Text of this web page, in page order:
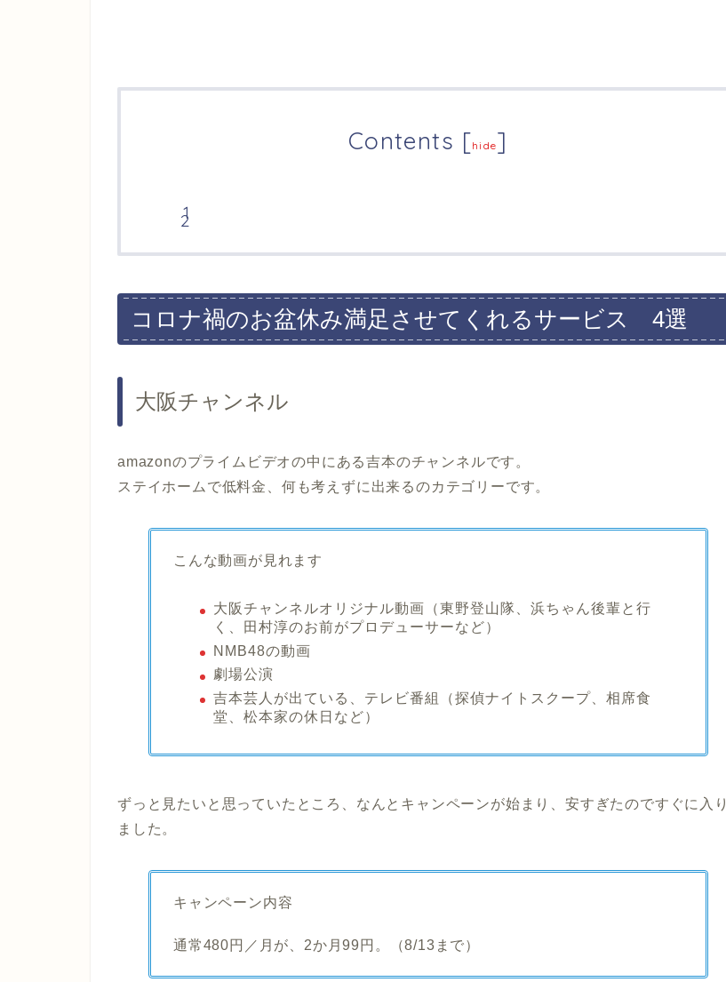
Contents [hide]
コロナ禍のお盆休み満足させてくれるサービス 4選
大阪チャンネル
amazonのプライムビデオの中にある吉本のチャンネルです。
ステイホームで低料金、何も考えずに出来るのカテゴリーです。
こんな動画が見れます
大阪チャンネルオリジナル動画（東野登山隊、浜ちゃん後輩と行
く、田村淳のお前がプロデューサーなど）
NMB48の動画
劇場公演
吉本芸人が出ている、テレビ番組（探偵ナイトスクープ、相席食
堂、松本家の休日など）
ずっと見たいと思っていたところ、なんとキャンペーンが始まり、安すぎたのですぐに入り
ました。
キャンペーン内容
通常480円／月が、2か月99円。（8/13まで）